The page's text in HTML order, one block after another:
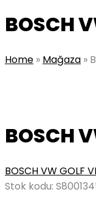
BOSCH
Home » Mağaza »
BOSCH
BOSCH VW GOLF
Stok kodu: